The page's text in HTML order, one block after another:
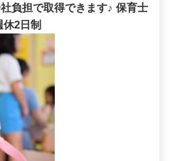
負担で取得できます♪ 保育士
2日制